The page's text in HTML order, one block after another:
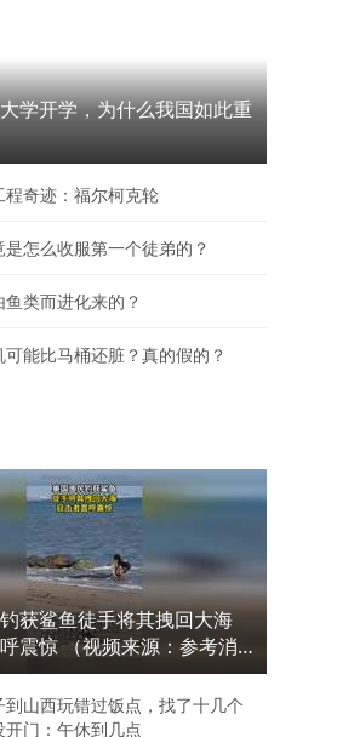
度40℃
物，当地：正规绿化没跟上
学开学，为什么我国如此重
程奇迹：福尔柯克轮
是怎么收服第一个徒弟的？
鱼类而进化来的？
可能比马桶还脏？真的假的？
获鲨鱼徒手将其拽回大海
震惊 （视频来源：参考消
到山西玩错过饭点，找了十几个
开门：午休到几点